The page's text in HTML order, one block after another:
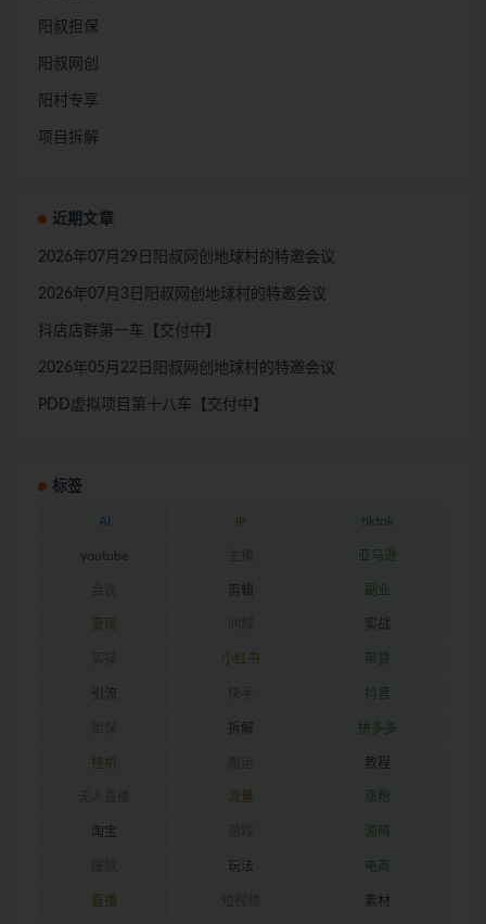
阳叔担保
阳叔网创
阳村专享
项目拆解
近期文章
2026年07月29日阳叔网创地球村的特邀会议
2026年07月3日阳叔网创地球村的特邀会议
抖店店群第一车【交付中】
2026年05月22日阳叔网创地球村的特邀会议
PDD虚拟项目第十八车【交付中】
标签
AI IP tiktok
youtube 亚马逊
剪辑 副业
变现 实战
小红书 带货
引流 抖音
拆解 拼多多
挂机 教程
流量 涨粉
淘宝 源码
玩法 电商
直播 素材